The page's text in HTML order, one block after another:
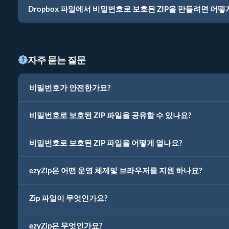
Dropbox 파일에서 비밀번호로 보호된 ZIP을 만들려면 어떻
자주 묻는 질문
비밀번호가 안전한가요?
비밀번호로 보호된 ZIP 파일을 공유할 수 있나요?
비밀번호로 보호된 ZIP 파일을 어떻게 열나요?
ezyZip은 어떤 운영 체제및 브라우저를 지원 하나요?
Zip 파일이 무엇인가요?
ezyZip은 무엇인가요?